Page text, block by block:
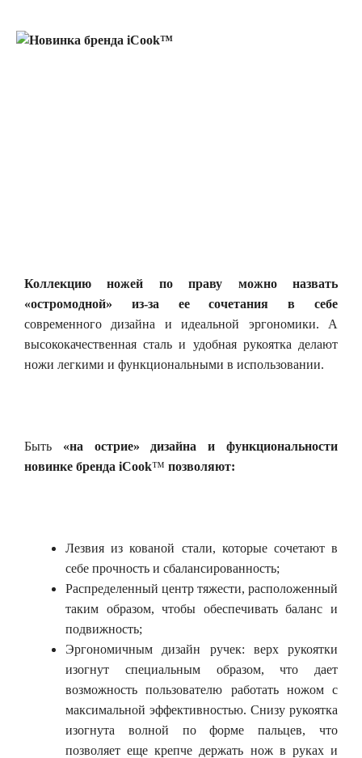
Коллекцию ножей по праву можно назвать
«остромодной» из-за ее сочетания в себе
современного дизайна и идеальной эргономики. А
высококачественная сталь и удобная рукоятка делают
ножи легкими и функциональными в использовании.
Быть «на острие» дизайна и функциональности
новинке бренда iCook™ позволяют:
Лезвия из кованой стали, которые сочетают в
себе прочность и сбалансированность;
Распределенный центр тяжести, расположенный
таким образом, чтобы обеспечивать баланс и
подвижность;
Эргономичным дизайн ручек: верх рукоятки
изогнут специальным образом, что дает
возможность пользователю работать ножом с
максимальной эффективностью. Снизу рукоятка
изогнута волной по форме пальцев, что
позволяет еще крепче держать нож в руках и